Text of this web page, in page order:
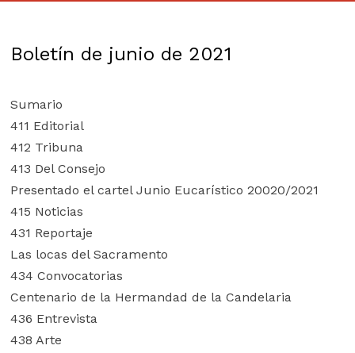
Boletín de junio de 2021
Sumario
411 Editorial
412 Tribuna
413 Del Consejo
Presentado el cartel Junio Eucarístico 20020/2021
415 Noticias
431 Reportaje
Las locas del Sacramento
434 Convocatorias
Centenario de la Hermandad de la Candelaria
436 Entrevista
438 Arte